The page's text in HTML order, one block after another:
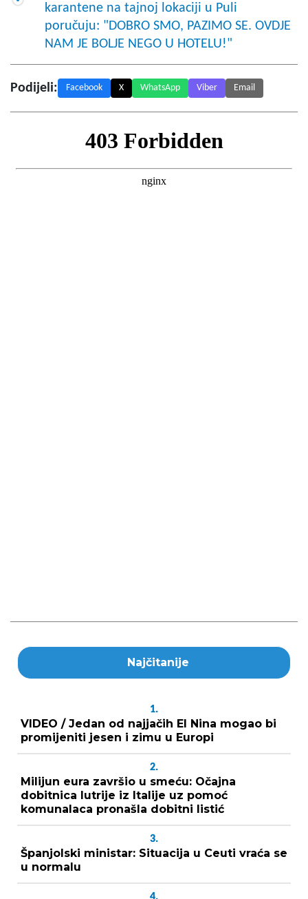
karantene na tajnoj lokaciji u Puli
poručuju: "DOBRO SMO, PAZIMO SE. OVDJE
NAM JE BOLJE NEGO U HOTELU!"
Podijeli: Facebook X WhatsApp Viber Email
Najčitanije
1.
VIDEO / Jedan od najjačih El Nina mogao bi
promijeniti jesen i zimu u Europi
2.
Milijun eura završio u smeću: Očajna
dobitnica lutrije iz Italije uz pomoć
komunalaca pronašla dobitni listić
3.
Španjolski ministar: Situacija u Ceuti vraća se
u normalu